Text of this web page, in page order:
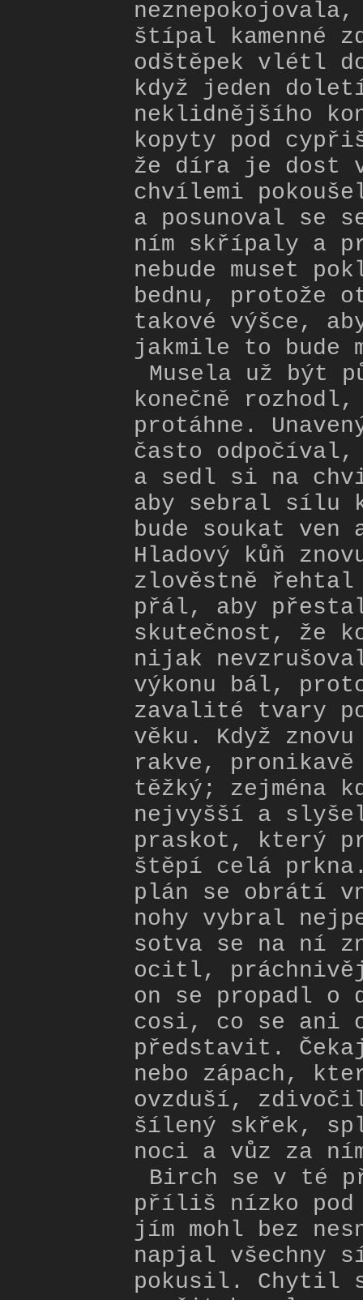
štípal kamenné
odštěpek vlétl
když jeden
neklidnějšího
kopyty pod
že díra je dost
chvílemi
a posunoval se
ním skřípaly a
nebude muset
bednu, protože
takové výšce,
jakmile to bude
Musela už být
konečně
protáhne.
často
a sedl si na
aby sebral sílu k
bude soukat ven
Hladový kůň
zlověstně
přál, aby
skutečnost, že
nijak
výkonu bál,
zavalité tvary
věku. Když
rakve,
těžký; zejména
nejvyšší a
praskot, který
štěpí celá
plán se obrátí
nohy vybral
sotva se na ní
ocitl,
on se propadl o
cosi, co se ani
představit.
nebo zápach,
ovzduší,
šílený skřek,
noci a vůz za
Birch se v té
příliš nízko pod
jím mohl bez
napjal všechny
pokusil. Chytil